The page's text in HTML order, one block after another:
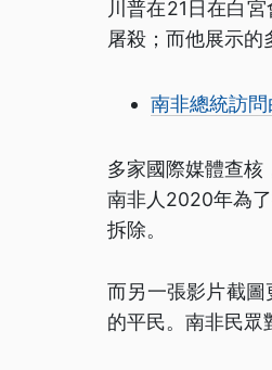
川普在21日在白
屠殺；而他展示的
南非總統訪
多家國際媒體查核
南非人2020年為
拆除。
而另一張影片截
的平民。南非民眾